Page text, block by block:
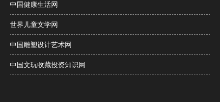
中国健康生活网
世界儿童文学网
中国雕塑设计艺术网
中国文玩收藏投资知识网